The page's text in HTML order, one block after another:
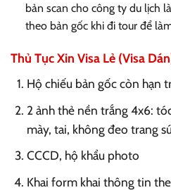
bản scan cho công ty du lịch
theo bản gốc khi đi tour để
Thủ Tục Xin Visa Lẻ (Visa
Hộ chiếu bản gốc còn hạn
2 ảnh thẻ nền trắng 4x6:
mày, tai, không đeo trang
CCCD, hộ khẩu photo
Khai form khai thông tin